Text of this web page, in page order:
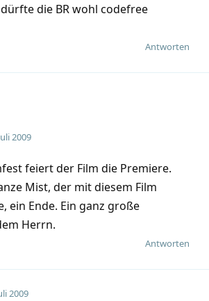
die BR wohl codefree
Antworten
2009
feiert der Film die Premiere.
Mist, der mit diesem Film
ein Ende. Ein ganz große
Herrn.
Antworten
2009